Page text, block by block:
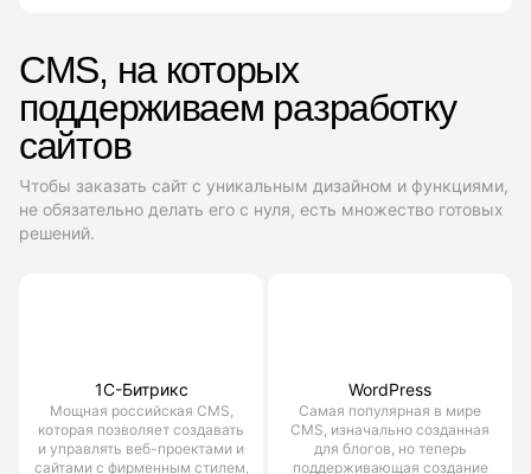
CMS, на которых
поддерживаем разработку
сайтов
Чтобы заказать сайт с уникальным дизайном и функциями,
не обязательно делать его с нуля, есть множество готовых
решений.
1С-Битрикс
Мощная российская CMS,
которая позволяет создавать
и управлять веб-проектами и
сайтами с фирменным стилем,
WordPress
Самая популярная в мире
CMS, изначально созданная
для блогов, но теперь
поддерживающая создание